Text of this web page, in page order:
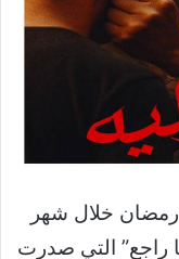
رمضان خلال شهر
راجع” التي صدرت